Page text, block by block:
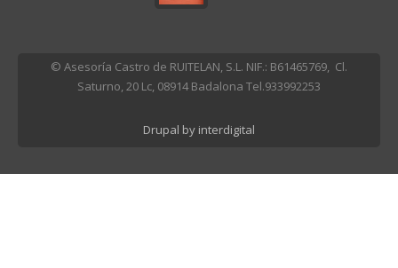
© Asesoría Castro de RUITELAN, S.L. NIF.: B61465769, Cl.
Saturno, 20 Lc, 08914 Badalona Tel.933992253
Drupal by interdigital